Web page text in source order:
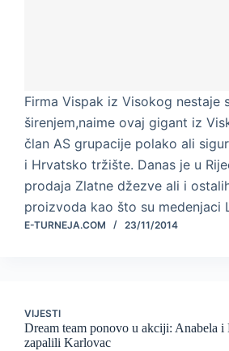
Firma Vispak iz Visokog nestaje
širenjem,naime ovaj gigant iz
član AS grupacije polako ali
i Hrvatsko tržište. Danas je u
prodaja Zlatne džezve ali i
proizvoda kao što su medenjaci
E-TURNEJA.COM 23/11/2014
VIJESTI
Dream team ponovo u akciji: Anabela i
zapalili Karlovac